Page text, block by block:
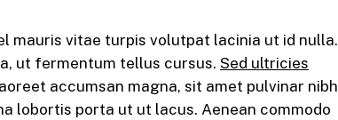
mauris vitae turpis volutpat lacinia ut id nulla.
ut fermentum tellus cursus. Sed ultricies
accumsan magna, sit amet pulvinar nibh
lobortis porta ut ut lacus. Aenean commodo